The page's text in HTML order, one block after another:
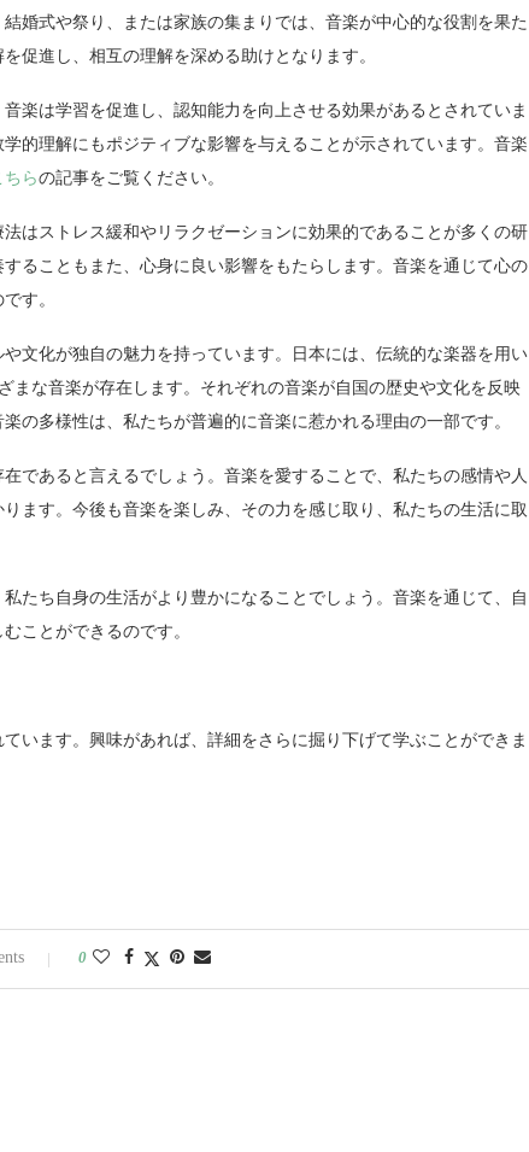
婚式や祭り、または家族の集まりでは、音楽が中心的な役割を果た
促進し、相互の理解を深める助けとなります。
楽は学習を促進し、認知能力を向上させる効果があるとされていま
的理解にもポジティブな影響を与えることが示されています。音楽
ちらの記事をご覧ください。
はストレス緩和やリラクゼーションに効果的であることが多くの研
ることもまた、心身に良い影響をもたらします。音楽を通じて心の
す。
文化が独自の魅力を持っています。日本には、伝統的な楽器を用い
まな音楽が存在します。それぞれの音楽が自国の歴史や文化を反映
の多様性は、私たちが普遍的に音楽に惹かれる理由の一部です。
であると言えるでしょう。音楽を愛することで、私たちの感情や人
ます。今後も音楽を楽しみ、その力を感じ取り、私たちの生活に取
たち自身の生活がより豊かになることでしょう。音楽を通じて、自
ことができるのです。
います。興味があれば、詳細をさらに掘り下げて学ぶことができま
0